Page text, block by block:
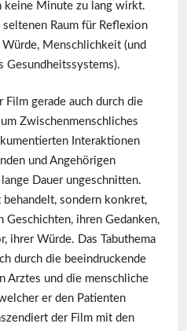
keine Minute zu lang wirkt.
Raum für Reflexion
Menschlichkeit (und
Gesundheitssystems).
gerade auch durch die
Zwischenmenschliches
Interaktionen
und Angehörigen
Dauer ungeschnitten.
sondern konkret,
Geschichten, ihren Gedanken,
ihrer Würde. Das Tabuthema
durch die beeindruckende
Arztes und die menschliche
er den Patienten
der Film mit den